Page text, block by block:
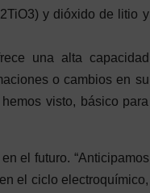
y dióxido de litio y
una alta capacidad
o cambios en su
visto, básico para
el futuro. “Anticipamos
el ciclo electroquímico,